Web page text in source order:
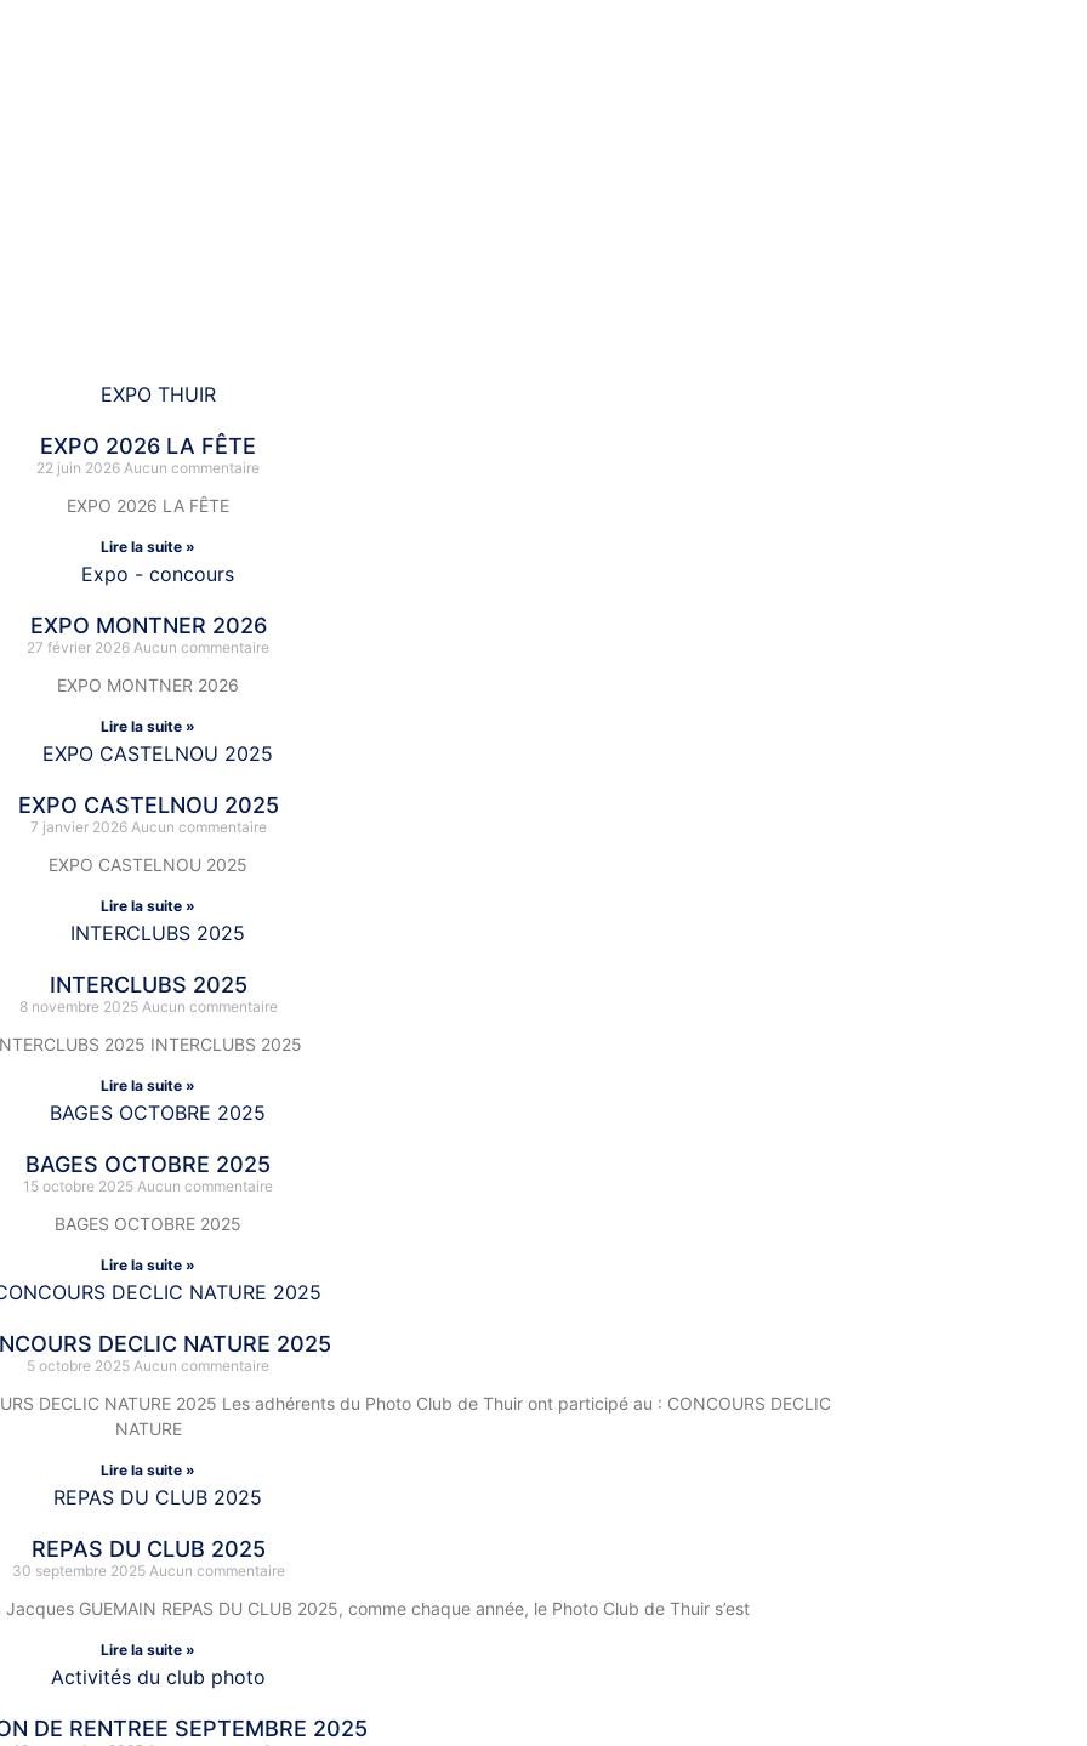
EXPO 2026 LA FÊTE
22 juin 2026 Aucun commentaire
EXPO 2026 LA FÊTE
Lire la suite »
EXPO MONTNER 2026
27 février 2026 Aucun commentaire
EXPO MONTNER 2026
Lire la suite »
EXPO CASTELNOU 2025
7 janvier 2026 Aucun commentaire
EXPO CASTELNOU 2025
Lire la suite »
INTERCLUBS 2025
8 novembre 2025 Aucun commentaire
2025 INTERCLUBS 2025
Lire la suite »
BAGES OCTOBRE 2025
15 octobre 2025 Aucun commentaire
BAGES OCTOBRE 2025
Lire la suite »
DECLIC NATURE 2025
5 octobre 2025 Aucun commentaire
DECLIC NATURE 2025 Les adhérents du Photo Club de Thuir ont participé au : CONCOURS DECLIC
NATURE
Lire la suite »
REPAS DU CLUB 2025
30 septembre 2025 Aucun commentaire
GUEMAIN REPAS DU CLUB 2025, comme chaque année, le Photo Club de Thuir s’est
Lire la suite »
DE RENTREE SEPTEMBRE 2025